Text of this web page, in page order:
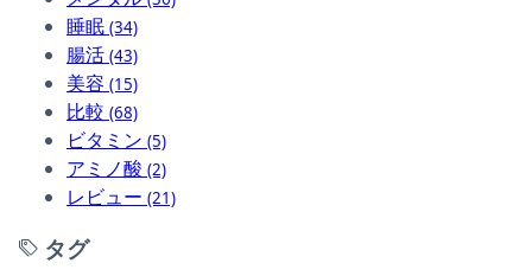
睡眠 (34)
腸活 (43)
美容 (15)
比較 (68)
ビタミン (5)
アミノ酸 (2)
レビュー (21)
タグ